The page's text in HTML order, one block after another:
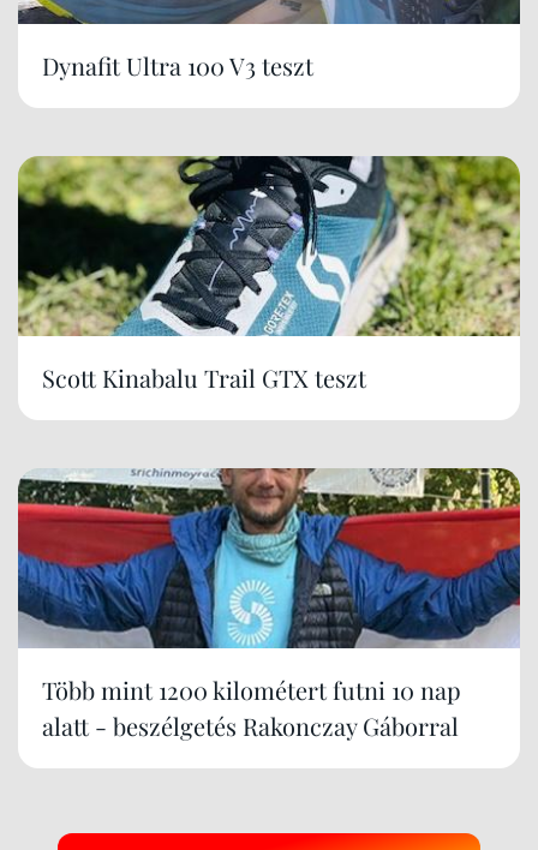
Dynafit Ultra 100 V3 teszt
Scott Kinabalu Trail GTX teszt
Több mint 1200 kilométert futni 10 nap
alatt - beszélgetés Rakonczay Gáborral